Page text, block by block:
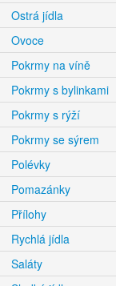
Ostrá jídla
Ovoce
Pokrmy na víně
Pokrmy s bylinkami
Pokrmy s rýží
Pokrmy se sýrem
Polévky
Pomazánky
Přílohy
Rychlá jídla
Saláty